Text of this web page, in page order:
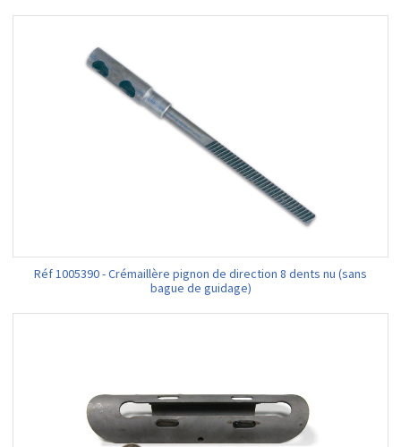
Réf 1005390 - Crémaillère pignon de direction 8 dents nu (sans
bague de guidage)